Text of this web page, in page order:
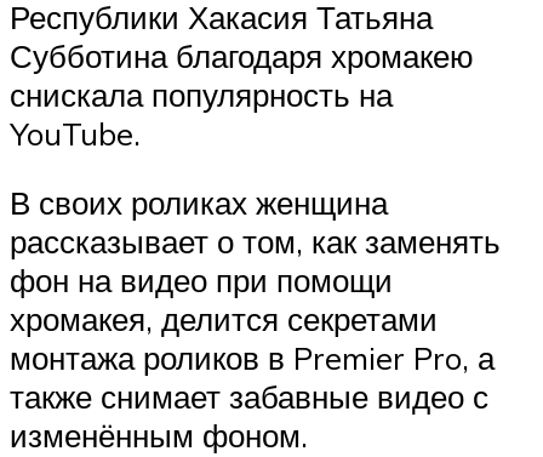
Республики Хакасия Татьяна
Субботина благодаря хромакею
снискала популярность на
YouTube.
В своих роликах женщина
рассказывает о том, как заменять
фон на видео при помощи
хромакея, делится секретами
монтажа роликов в Premier Pro, а
также снимает забавные видео с
изменённым фоном.